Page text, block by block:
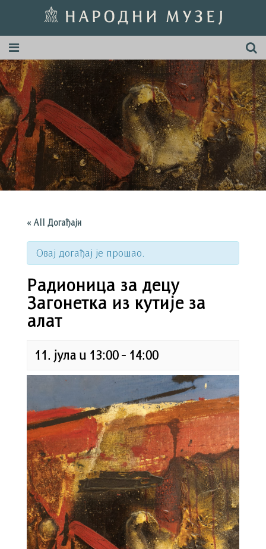
« All Догађаји
Овај догађај је прошао.
Радионица за децу
Загонетка из кутије за
алат
11. јула u 13:00- 14:00